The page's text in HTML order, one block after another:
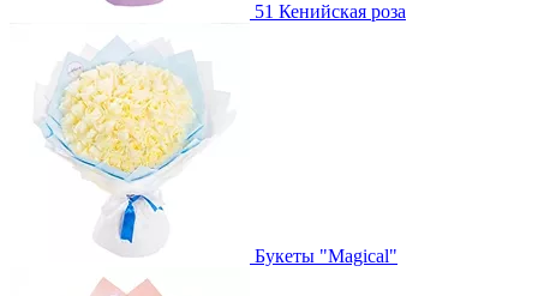
51 Кенийская роза
Букеты "Magical"